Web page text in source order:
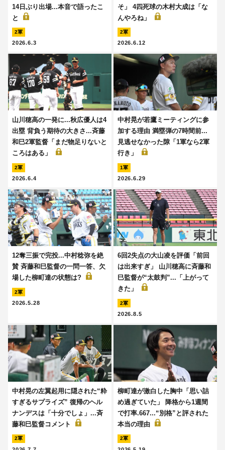
14日ぶり出場...本音で語ったこ
と
2軍
2026.6.3
そ」 4四死球の木村大成は「な
んやろね」
2軍
2026.6.12
山川穂高の一発に...秋広優人は4
出塁 背負う期待の大きさ...斉藤
和巳2軍監督「まだ物足りないと
ころはある」
2軍
2026.6.4
中村晃が若鷹ミーティングに参
加する理由 満塁弾の7時間前...
見逃せなかった隙「1軍なら2軍
行き」
1軍
2026.6.29
12奪三振で完投...中村稔弥を絶
賛 斉藤和巳監督の一問一答、欠
場した柳町達の状態は?
2軍
2026.5.28
6回2失点の大山凌を評価「前回
は出来すぎ」 山川穂高に斉藤和
巳監督が“太鼓判”...「上がって
きた」
2軍
2026.8.5
中村晃の左翼起用に隠された“粋
すぎるサプライズ” 復帰のヘル
ナンデスは「十分でしょ」...斉
藤和巳監督コメント
2軍
柳町達が激白した胸中「思い詰
め過ぎていた」 降格から1週間
で打率.667...“別格”と評された
本当の理由
2軍